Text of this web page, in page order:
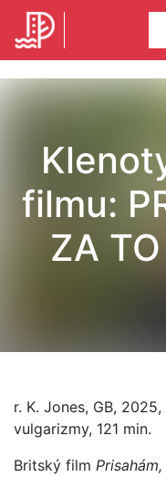
filmu:
ZA
r. K. Jones, GB,
vulgarizmy, 121 min.
Britský film